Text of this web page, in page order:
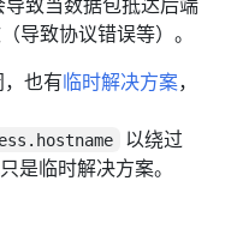
导致协议错误等）。
也有临时解决方案，
以绕过
是临时解决方案。